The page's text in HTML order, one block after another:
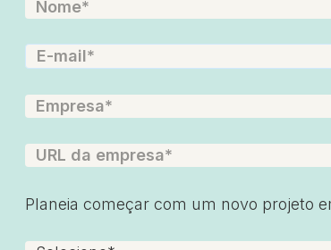
Planeia começar com um novo projeto